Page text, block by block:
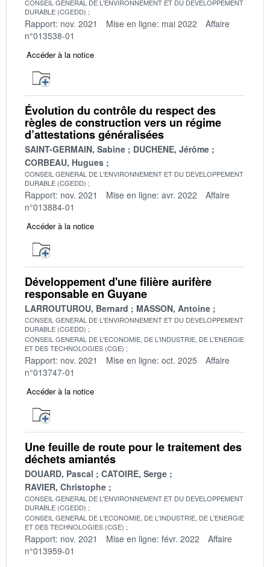
CONSEIL GENERAL DE L'ENVIRONNEMENT ET DU DEVELOPPEMENT
DURABLE (CGEDD)
Rapport: nov. 2021 Mise en ligne: mai 2022
Affaire
n°013538-01
Accéder à la notice
Évolution du contrôle du respect des
règles de construction vers un régime
d’attestations généralisées
SAINT-GERMAIN, Sabine
DUCHENE, Jérôme
CORBEAU, Hugues
CONSEIL GENERAL DE L'ENVIRONNEMENT ET DU DEVELOPPEMENT
DURABLE (CGEDD)
Rapport: nov. 2021 Mise en ligne: avr. 2022
Affaire
n°013884-01
Accéder à la notice
Développement d'une filière aurifère
responsable en Guyane
LARROUTUROU, Bernard MASSON, Antoine
CONSEIL GENERAL DE L'ENVIRONNEMENT ET DU DEVELOPPEMENT
DURABLE (CGEDD)
CONSEIL GENERAL DE L'ECONOMIE, DE L'INDUSTRIE, DE L'ENERGIE
ET DES TECHNOLOGIES (CGE)
Rapport: nov. 2021 Mise en ligne: oct. 2025
Affaire
n°013747-01
Accéder à la notice
Une feuille de route pour le traitement des
déchets amiantés
DOUARD, Pascal
CATOIRE, Serge
RAVIER, Christophe
CONSEIL GENERAL DE L'ENVIRONNEMENT ET DU DEVELOPPEMENT
DURABLE (CGEDD)
CONSEIL GENERAL DE L'ECONOMIE, DE L'INDUSTRIE, DE L'ENERGIE
ET DES TECHNOLOGIES (CGE)
Rapport: nov. 2021 Mise en ligne: févr. 2022
Affaire
n°013959-01